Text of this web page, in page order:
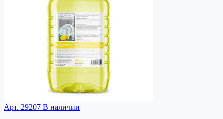
Арт. 29207 В наличии